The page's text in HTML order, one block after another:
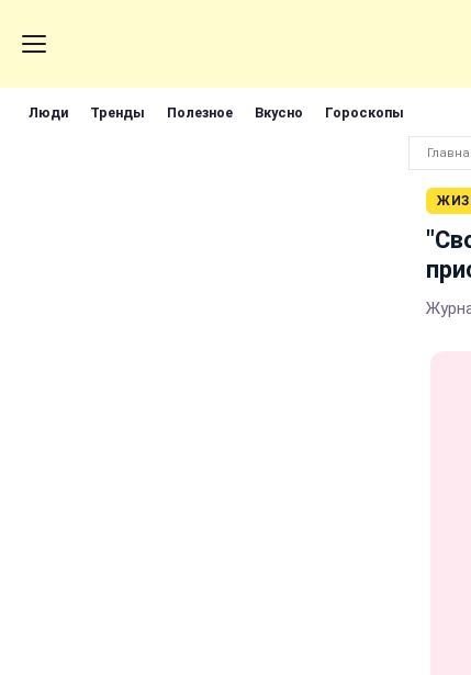
Люди Тренды Полезное Вкусно Гороскопы